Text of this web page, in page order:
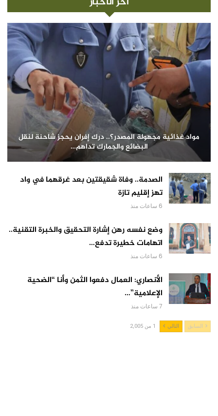
مواد غذائية مجهولة المصدر؟.. درك إفران يحجز شاحنة لنقل
البضائع والجمارك تداهم…
الصدمة.. وفاة شقيقتين بعد غرقهما في واد
تهز إقليم تازة
6 ساعات منذ
وضع نفسه رهن إشارة التحقيق والخبرة التقنية..
اتهامات خطيرة تدفع…
6 ساعات منذ
الأنصاري: العمال دفعوا الثمن وأنا “الضحية
الإعلامية”…
7 ساعات منذ
السابق التالي 1 من 2,005